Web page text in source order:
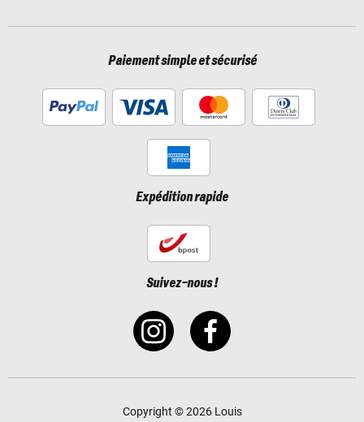
Paiement simple et sécurisé
Expédition rapide
Suivez-nous !
Copyright © 2026 Louis